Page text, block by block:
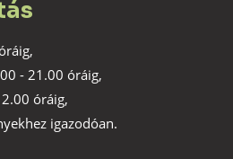
- 21.00 óráig,
óráig,
igazodóan.